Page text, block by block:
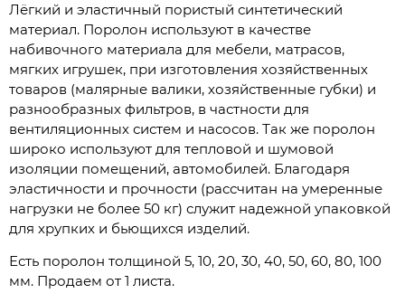
Лёгкий и эластичный пористый синтетический
материал. Поролон используют в качестве
набивочного материала для мебели, матрасов,
мягких игрушек, при изготовления хозяйственных
товаров (малярные валики, хозяйственные губки) и
разнообразных фильтров, в частности для
вентиляционных систем и насосов. Так же поролон
широко используют для тепловой и шумовой
изоляции помещений, автомобилей. Благодаря
эластичности и прочности (рассчитан на умеренные
нагрузки не более 50 кг) служит надежной упаковкой
для хрупких и бьющихся изделий.
Есть поролон толщиной 5, 10, 20, 30, 40, 50, 60, 80, 100
мм. Продаем от 1 листа.